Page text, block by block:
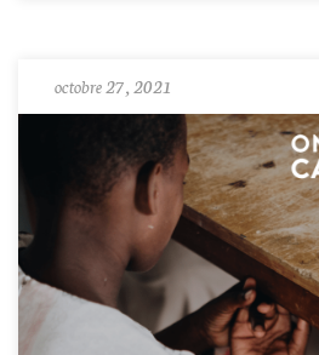
octobre 27, 2021